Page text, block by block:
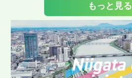
もっと見る